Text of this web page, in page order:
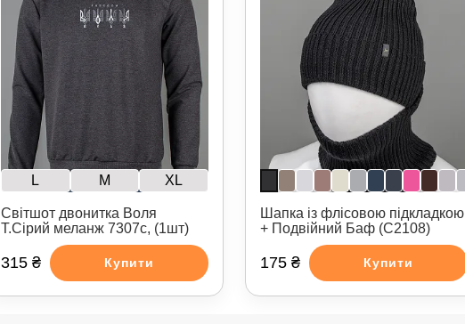
L M XL
Світшот двонитка Воля
Т.Сірий меланж 7307с, (1шт)
315 ₴ Купити
Шапка із флісовою підкладкою
+ Подвійний Баф (С2108)
175 ₴ Купити